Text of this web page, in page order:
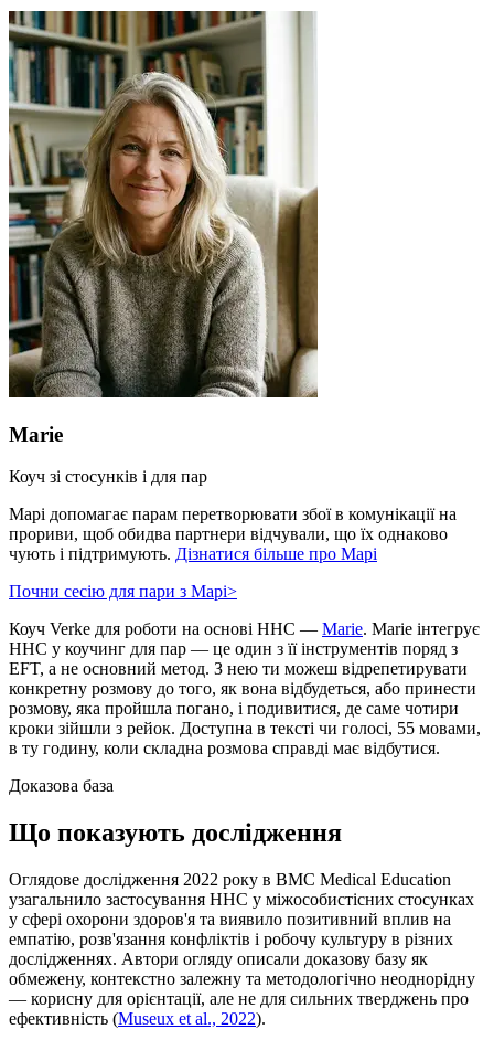
Marie
Коуч зі стосунків і для пар
Марі допомагає парам перетворювати збої в комунікації на
прориви, щоб обидва партнери відчували, що їх однаково
чують і підтримують. Дізнатися більше про Марі
Почни сесію для пари з Марі>
Коуч Verke для роботи на основі ННС — Marie. Marie інтегрує
ННС у коучинг для пар — це один з її інструментів поряд з
EFT, а не основний метод. З нею ти можеш відрепетирувати
конкретну розмову до того, як вона відбудеться, або принести
розмову, яка пройшла погано, і подивитися, де саме чотири
кроки зійшли з рейок. Доступна в тексті чи голосі, 55 мовами,
в ту годину, коли складна розмова справді має відбутися.
Доказова база
Що показують дослідження
Оглядове дослідження 2022 року в BMC Medical Education
узагальнило застосування ННС у міжособистісних стосунках
у сфері охорони здоров'я та виявило позитивний вплив на
емпатію, розв'язання конфліктів і робочу культуру в різних
дослідженнях. Автори огляду описали доказову базу як
обмежену, контекстно залежну та методологічно неоднорідну
— корисну для орієнтації, але не для сильних тверджень про
ефективність (Museux et al., 2022).